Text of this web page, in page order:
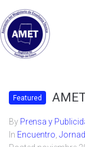
Featured
By Prensa y
In Encuentro